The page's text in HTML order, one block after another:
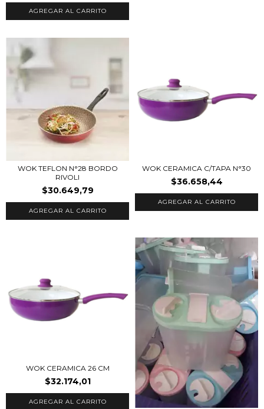
WOK TEFLON N°28 BORDO
RIVOLI
$30.649,79
WOK CERAMICA C/TAPA N°30
$36.658,44
WOK CERAMICA 26 CM
$32.174,01